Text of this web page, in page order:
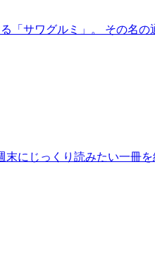
サワグルミ」。 その名の
にじっくり読みたい一冊を